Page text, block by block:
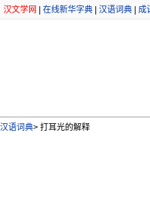
汉文学网 在线新华字典 汉语词典 成
汉语词典> 打耳光的解释